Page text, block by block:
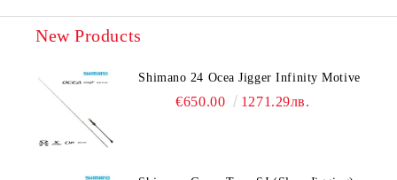
New Products
Shimano 24 Ocea Jigger Infinity Motive
€650.00 1271.29лв.